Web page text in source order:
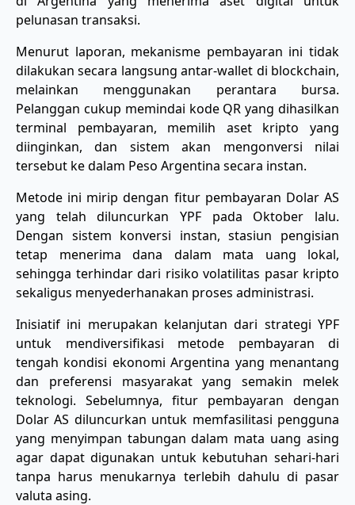
pelunasan transaksi.
​Menurut laporan, mekanisme pembayaran ini tidak
dilakukan secara langsung antar-wallet di blockchain,
melainkan menggunakan perantara bursa.
Pelanggan cukup memindai kode QR yang dihasilkan
terminal pembayaran, memilih aset kripto yang
diinginkan, dan sistem akan mengonversi nilai
tersebut ke dalam Peso Argentina secara instan.
​Metode ini mirip dengan fitur pembayaran Dolar AS
yang telah diluncurkan YPF pada Oktober lalu.
Dengan sistem konversi instan, stasiun pengisian
tetap menerima dana dalam mata uang lokal,
sehingga terhindar dari risiko volatilitas pasar kripto
sekaligus menyederhanakan proses administrasi.
Inisiatif ini merupakan kelanjutan dari strategi YPF
untuk mendiversifikasi metode pembayaran di
tengah kondisi ekonomi Argentina yang menantang
dan preferensi masyarakat yang semakin melek
teknologi. Sebelumnya, fitur pembayaran dengan
Dolar AS diluncurkan untuk memfasilitasi pengguna
yang menyimpan tabungan dalam mata uang asing
agar dapat digunakan untuk kebutuhan sehari-hari
tanpa harus menukarnya terlebih dahulu di pasar
valuta asing.